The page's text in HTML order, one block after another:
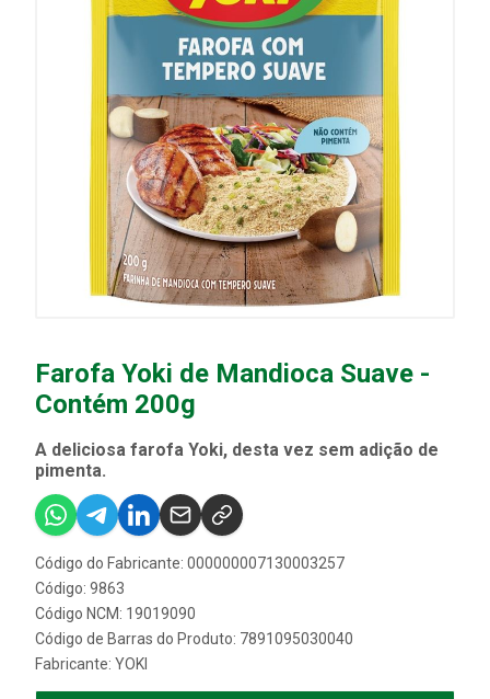
Farofa Yoki de Mandioca Suave -
Contém 200g
A deliciosa farofa Yoki, desta vez sem adição de
pimenta.
Código do Fabricante: 000000007130003257
Código: 9863
Código NCM: 19019090
Código de Barras do Produto: 7891095030040
Fabricante: YOKI